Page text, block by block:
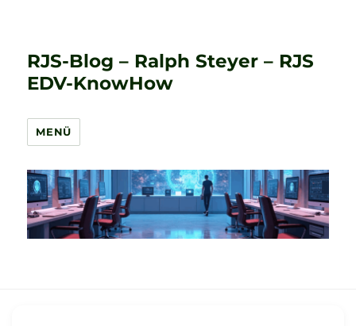
RJS-Blog – Ralph Steyer – RJS
EDV-KnowHow
MENÜ